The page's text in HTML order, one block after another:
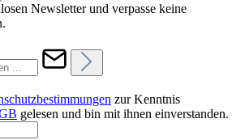
Newsletter und verpasse keine
zur Kenntnis
gelesen und bin mit ihnen einverstanden.